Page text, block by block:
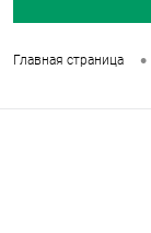
Главная страница •